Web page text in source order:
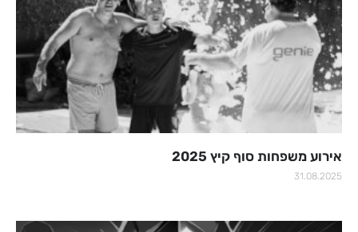
אירוע משפחות סוף קיץ 2025
31.08.2025